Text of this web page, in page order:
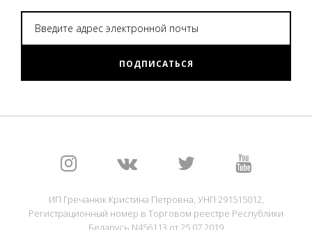
ПОДПИСАТЬСЯ
ИП Гречанюк Кристина Петровна, УНП 291515012,
Регистрационный номер в Торговом реестре Республики
Беларусь N456113 от 25.07.2019